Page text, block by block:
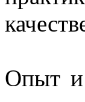
Опыт и